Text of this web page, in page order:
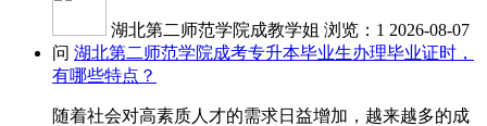
湖北第二师范学院成教学姐 浏览：1 2026-08-07
问 湖北第二师范学院成考专升本毕业生办理毕业证时，
有哪些特点？
随着社会对高素质人才的需求日益增加，越来越多的成